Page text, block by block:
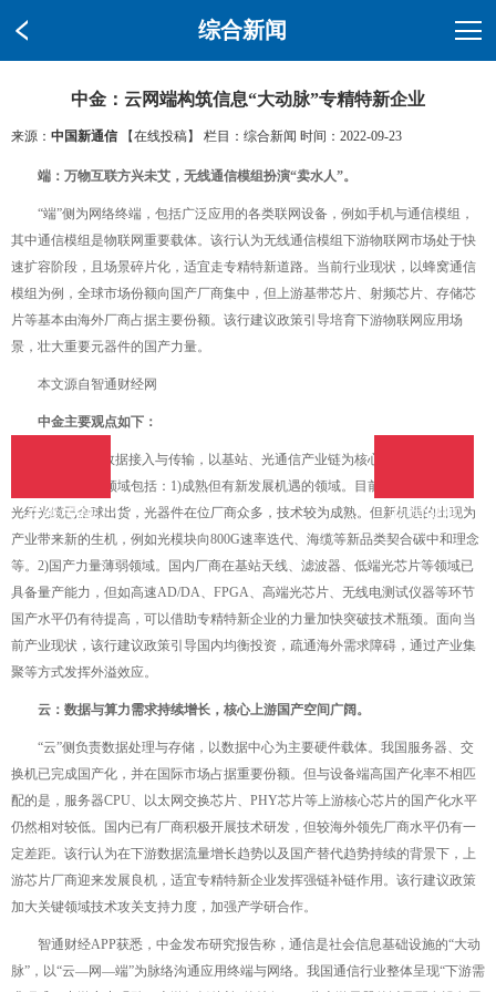
综合新闻
中金：云网端构筑信息“大动脉”专精特新企业
来源： 中国新通信 【在线投稿】 栏目： 综合新闻 时间：2022-09-23
端：万物互联方兴未艾，无线通信模组扮演“卖水人”。
“端”侧为网络终端，包括广泛应用的各类联网设备，例如手机与通信模组，
其中通信模组是物联网重要载体。该行认为无线通信模组下游物联网市场处于快
速扩容阶段，且场景碎片化，适宜走专精特新道路。当前行业现状，以蜂窝通信
模组为例，全球市场份额向国产厂商集中，但上游基带芯片、射频芯片、存储芯
片等基本由海外厂商占据主要份额。该行建议政策引导培育下游物联网应用场
景，壮大重要元器件的国产力量。
本文源自智通财经网
中金主要观点如下：
“网”侧负责数据接入与传输，以基站、光通信产业链为核心。该行认为适宜
专精特新的细分领域包括：1)成熟但有新发展机遇的领域。目前国内基站设备、
光纤光缆已全球出货，光器件在位厂商众多，技术较为成熟。但新机遇的出现为
产业带来新的生机，例如光模块向800G速率迭代、海缆等新品类契合碳中和理念
等。2)国产力量薄弱领域。国内厂商在基站天线、滤波器、低端光芯片等领域已
具备量产能力，但如高速AD/DA、FPGA、高端光芯片、无线电测试仪器等环节
国产水平仍有待提高，可以借助专精特新企业的力量加快突破技术瓶颈。面向当
前产业现状，该行建议政策引导国内均衡投资，疏通海外需求障碍，通过产业集
聚等方式发挥外溢效应。
云：数据与算力需求持续增长，核心上游国产空间广阔。
“云”侧负责数据处理与存储，以数据中心为主要硬件载体。我国服务器、交
换机已完成国产化，并在国际市场占据重要份额。但与设备端高国产化率不相匹
配的是，服务器CPU、以太网交换芯片、PHY芯片等上游核心芯片的国产化水平
仍然相对较低。国内已有厂商积极开展技术研发，但较海外领先厂商水平仍有一
定差距。该行认为在下游数据流量增长趋势以及国产替代趋势持续的背景下，上
游芯片厂商迎来发展良机，适宜专精特新企业发挥强链补链作用。该行建议政策
加大关键领域技术攻关支持力度，加强产学研合作。
智通财经APP获悉，中金发布研究报告称，通信是社会信息基础设施的“大动
脉”，以“云—网—端”为脉络沟通应用终端与网络。我国通信行业整体呈现“下游需
在线投稿
在线投稿